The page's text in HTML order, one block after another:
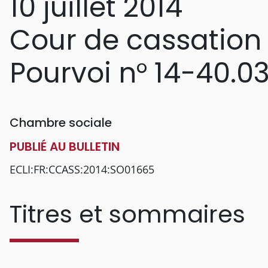
Cour de cassation
Pourvoi n° 14-
Chambre sociale
PUBLIÉ AU BULLETIN
ECLI:FR:CCASS:2014:SO01665
Titres et sommaires